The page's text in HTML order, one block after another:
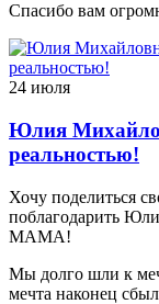
Спасибо вам
24 июля
Юлия
реальностью!
Хочу поделиться
поблагодарить
МАМА!
Мы долго шли к
мечта наконец